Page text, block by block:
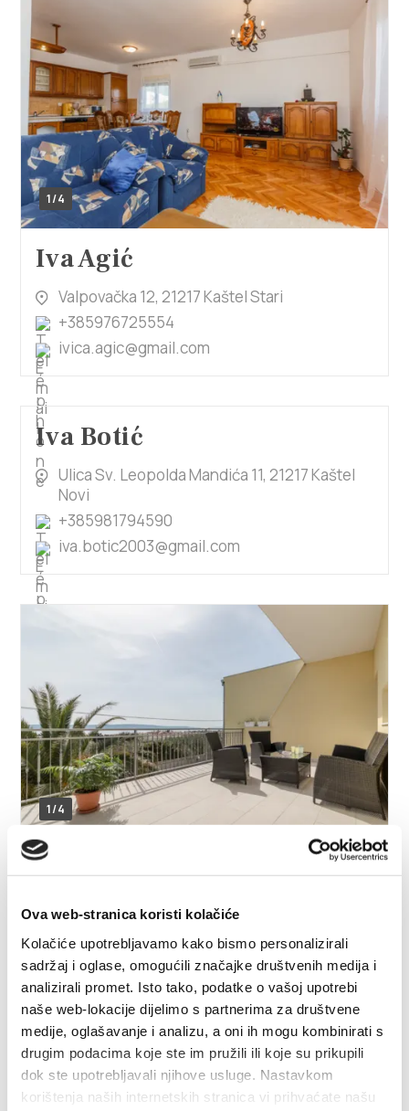
Ova web-stranica koristi kolačiće
Kolačiće upotrebljavamo kako bismo personalizirali
sadržaj i oglase, omogućili značajke društvenih medija i
analizirali promet. Isto tako, podatke o vašoj upotrebi
naše web-lokacije dijelimo s partnerima za društvene
medije, oglašavanje i analizu, a oni ih mogu kombinirati s
drugim podacima koje ste im pružili ili koje su prikupili
dok ste upotrebljavali njihove usluge. Nastavkom
korištenja naših internetskih stranica vi prihvaćate našu
1/4
Iva Agić
Valpovačka 12, 21217 Kaštel Stari
+385976725554
ivica.agic@gmail.com
Iva Botić
Ulica Sv. Leopolda Mandića 11, 21217 Kaštel
Novi
+385981794590
iva.botic2003@gmail.com
1/4
Ivan Ajutantov
I. Pavla II 127, 21214 Kaštel Kambelovac
iajutantov@gmail.com
Ivan Baričević
Luke Botića 7, 21217 Kaštel Novi